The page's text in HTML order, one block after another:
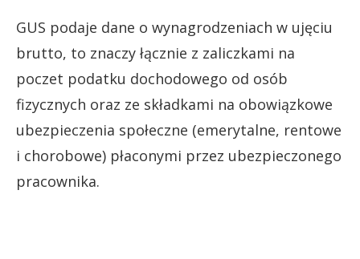
GUS podaje dane o wynagrodzeniach w ujęciu
brutto, to znaczy łącznie z zaliczkami na
poczet podatku dochodowego od osób
fizycznych oraz ze składkami na obowiązkowe
ubezpieczenia społeczne (emerytalne, rentowe
i chorobowe) płaconymi przez ubezpieczonego
pracownika.